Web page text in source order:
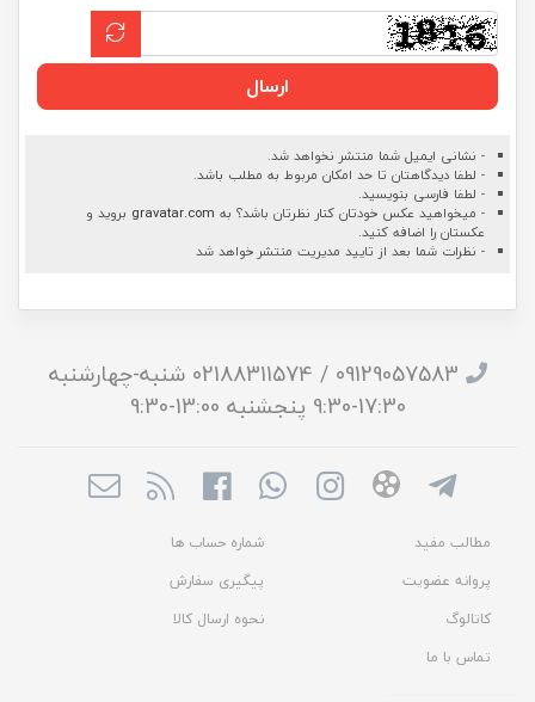
ارسال
- نشانی ایمیل شما منتشر نخواهد شد.
- لطفا دیدگاهتان تا حد امکان مربوط به مطلب باشد.
- لطفا فارسی بنویسید.
- میخواهید عکس خودتان کنار نظرتان باشد؟ به gravatar.com بروید و
عکستان را اضافه کنید.
- نظرات شما بعد از تایید مدیریت منتشر خواهد شد
09129057583 / 02188311574 شنبه-چهارشنبه
17:30-9:30 پنجشنبه 13:00-9:30
مطالب مفید
شماره حساب ها
پروانه عضویت
پیگیری سفارش
کاتالوگ
نحوه ارسال کالا
تماس با ما